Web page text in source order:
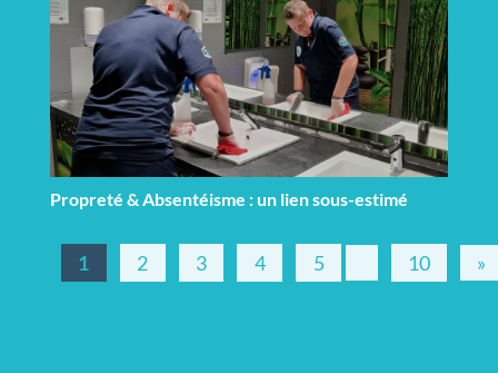
Propreté & Absentéisme : un lien sous-estimé
1 2 3 4 5 10 »